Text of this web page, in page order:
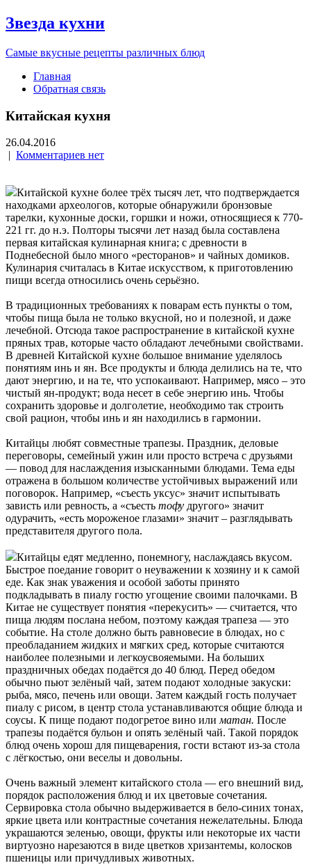
Звезда кухни
Самые вкусные рецепты различных блюд
Главная
Обратная связь
Китайская кухня
26.04.2016
| Комментариев нет
Китайской кухне более трёх тысяч лет, что подтверждается
находками археологов, которые обнаружили бронзовые
тарелки, кухонные доски, горшки и ножи, относящиеся к 770-
221 гг. до н.э. Полторы тысячи лет назад была составлена
первая китайская кулинарная книга; с древности в
Поднебесной было много «ресторанов» и чайных домиков.
Кулинария считалась в Китае искусством, к приготовлению
пищи всегда относились очень серьёзно.
В традиционных требованиях к поварам есть пункты о том,
чтобы пища была не только вкусной, но и полезной, и даже
лечебной. Отсюда такое распространение в китайской кухне
пряных трав, которые часто обладают лечебными свойствами.
В древней Китайской кухне большое внимание уделялось
понятиям инь и ян. Все продукты и блюда делились на те, что
дают энергию, и на те, что успокаивают. Например, мясо – это
чистый ян-продукт; вода несет в себе энергию инь. Чтобы
сохранить здоровье и долголетие, необходимо так строить
свой рацион, чтобы инь и ян находились в гармонии.
Китайцы любят совместные трапезы. Праздник, деловые
переговоры, семейный ужин или просто встреча с друзьями
— повод для наслаждения изысканными блюдами. Тема еды
отражена в большом количестве устойчивых выражений или
поговорок. Например, «съесть уксус» значит испытывать
зависть или ревность, а «съесть тофу другого» значит
одурачить, «есть мороженое глазами» значит – разглядывать
представителя другого пола.
Китайцы едят медленно, понемногу, наслаждаясь вкусом.
Быстрое поедание говорит о неуважении к хозяину и к самой
еде. Как знак уважения и особой заботы принято
подкладывать в пиалу гостю угощение своими палочками. В
Китае не существует понятия «перекусить» — считается, что
пища людям послана небом, поэтому каждая трапеза — это
событие. На столе должно быть равновесие в блюдах, но с
преобладанием жидких и мягких сред, которые считаются
наиболее полезными и легкоусвояемыми. На больших
праздничных обедах подаётся до 40 блюд. Перед обедом
обычно пьют зелёный чай, затем подают холодные закуски:
рыба, мясо, печень или овощи. Затем каждый гость получает
пиалу с рисом, в центр стола устанавливаются общие блюда и
соусы. К пище подают подогретое вино или матан. После
трапезы подаётся бульон и опять зелёный чай. Такой порядок
блюд очень хорош для пищеварения, гости встают из-за стола
с лёгкостью, они веселы и довольны.
Очень важный элемент китайского стола — его внешний вид,
порядок расположения блюд и их цветовые сочетания.
Сервировка стола обычно выдерживается в бело-синих тонах,
яркие цвета или контрастные сочетания нежелательны. Блюда
украшаются зеленью, овощи, фрукты или некоторые их части
виртуозно нарезаются в виде цветков хризантемы, колосков
пшеницы или причудливых животных.